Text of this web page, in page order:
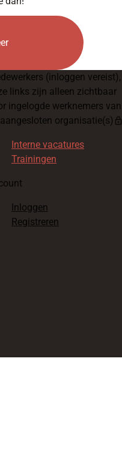
(inloggen vereist),
links zijn alleen zichtbaar
ingelogde werknemers van
organisatie(s)
Interne vacatures
Trainingen
Inloggen
Registreren